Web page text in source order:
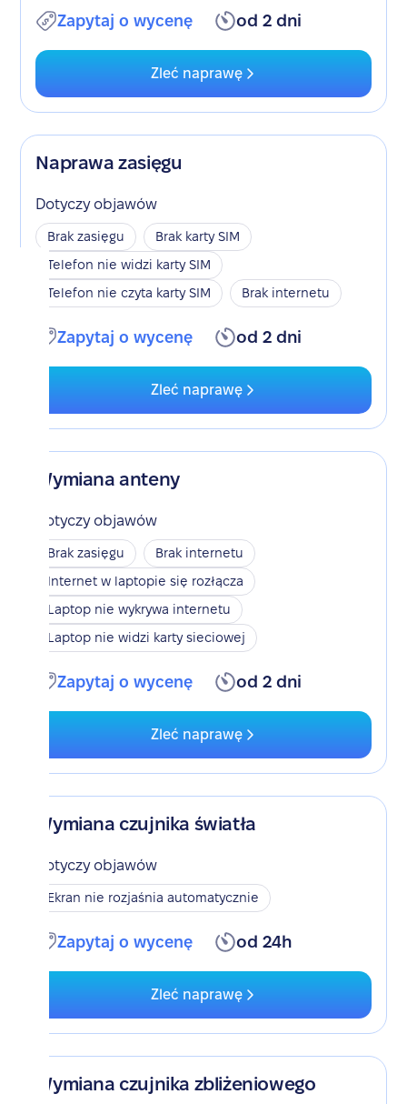
Zapytaj o wycenę od 2 dni
Zleć naprawę
Naprawa zasięgu
Dotyczy objawów
Brak zasięgu
Brak karty SIM
Telefon nie widzi karty SIM
Telefon nie czyta karty SIM
Brak internetu
Zapytaj o wycenę od 2 dni
Zleć naprawę
Wymiana anteny
Dotyczy objawów
Brak zasięgu
Brak internetu
Internet w laptopie się rozłącza
Laptop nie wykrywa internetu
Laptop nie widzi karty sieciowej
Zapytaj o wycenę od 2 dni
Zleć naprawę
Wymiana czujnika światła
Dotyczy objawów
Ekran nie rozjaśnia automatycznie
Zapytaj o wycenę od 24h
Zleć naprawę
Wymiana czujnika zbliżeniowego